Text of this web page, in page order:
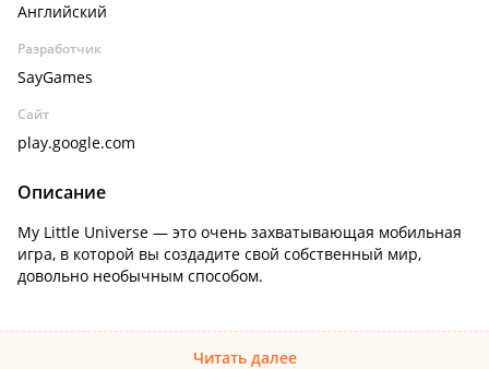
Английский
Разработчик
SayGames
Сайт
play.google.com
Описание
My Little Universe — это очень захватывающая мобильная
игра, в которой вы создадите свой собственный мир,
довольно необычным способом.
Читать далее